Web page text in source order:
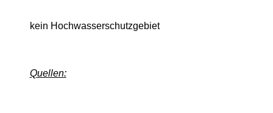
kein Hochwasserschutzgebiet
Quellen: